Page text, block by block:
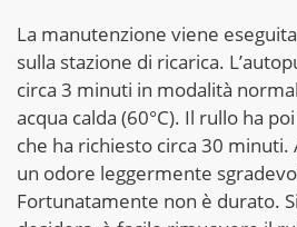
La manutenzione viene
sulla stazione di ricarica.
circa 3 minuti in modalità
acqua calda (60°C). Il rullo ha
che ha richiesto circa 30
un odore leggermente
Fortunatamente non è durato.